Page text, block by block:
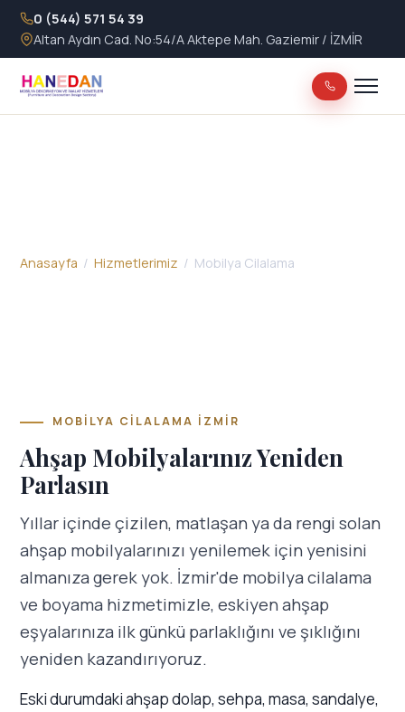
0 (544) 571 54 39
Altan Aydın Cad. No:54/A Aktepe Mah. Gaziemir / İZMİR
Anasayfa / Hizmetlerimiz / Mobilya Cilalama
MOBILYA CILALAMA İZMIR
Ahşap Mobilyalarınız Yeniden
Parlasın
Yıllar içinde çizilen, matlaşan ya da rengi solan
ahşap mobilyalarınızı yenilemek için yenisini
almanıza gerek yok. İzmir'de mobilya cilalama
ve boyama hizmetimizle, eskiyen ahşap
eşyalarınıza ilk günkü parlaklığını ve şıklığını
yeniden kazandırıyoruz.
Eski durumdaki ahşap dolap, sehpa, masa, sandalye,